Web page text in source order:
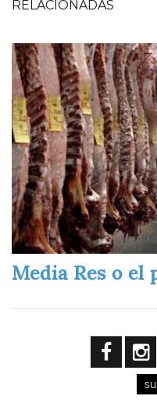
RELACIONADAS
Imagen
Media Res o el